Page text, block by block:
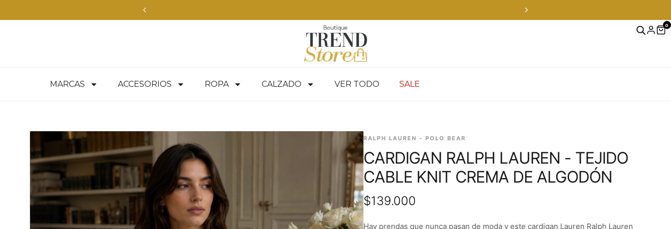
Envíos Express en RM — envíos a todo Chile en 24-48 hrs — ver productos
0
MARCAS ACCESORIOS ROPA CALZADO VER TODO SALE
RALPH LAUREN - POLO BEAR
CARDIGAN RALPH LAUREN - TEJIDO
CABLE KNIT CREMA DE ALGODÓN
$139.000
Hay prendas que nunca pasan de moda y este cardigan Lauren Ralph Lauren